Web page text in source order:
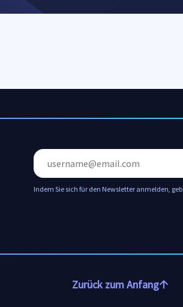
Indem Sie sich für den Newsletter anmelden,
Zurück zum Anfang